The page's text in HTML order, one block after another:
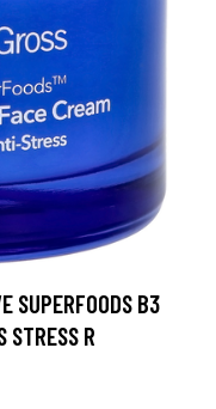
SUPERFOODS B3
STRESS R